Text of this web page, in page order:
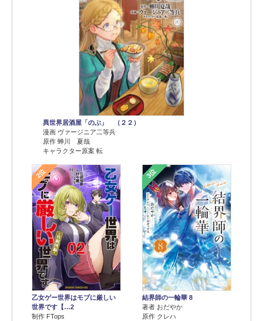
異世界居酒屋「のぶ」 （２２）
漫画 ヴァージニア二等兵
原作 蝉川 夏哉
キャラクター原案 転
2位
乙女ゲー世界はモブに厳しい
世界です【…2
制作 FTops
3位
結界師の一輪華 8
著者 おだやか
原作 クレハ